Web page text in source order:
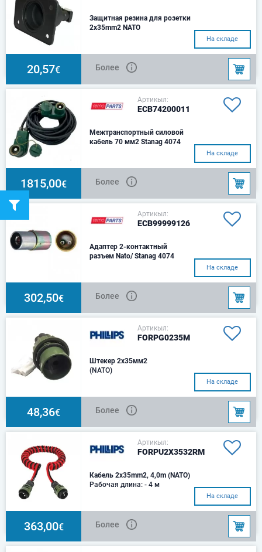
Защитная резина для розетки
2x35mm2 NATO
На складе
20,57€ Более
Артикыл:
ECB74200011
Межтранспортный силовой
кабель 70 мм2 Stanag 4074
StanagНоминальное
напряжение - 24В
На складе
1815,00€ Более
Артикыл:
ECB99999126
Адаптер 2-контактный
разъем Nato/ Stanag 4074
На складе
302,50€ Более
Артикыл:
FORPG0235M
Штекер 2х35мм2
(NATO)
На складе
48,36€ Более
Артикыл:
FORPU2X3532RM
Кабель 2x35mm2, 4,0m (NATO)
Рабочая длина: - 4 м
На складе
363,00€ Более